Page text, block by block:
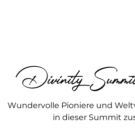
Divinity
Wundervolle Pioniere und
in dieser Summit